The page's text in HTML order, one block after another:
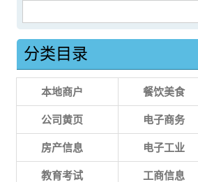
分类目录
本地商户 餐饮美食
公司黄页 电子商务
房产信息 电子工业
教育考试 工商信息